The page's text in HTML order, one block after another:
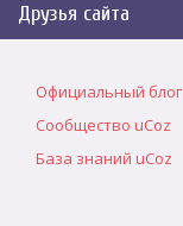
Друзья сайта
Официальный блог
Сообщество uCoz
База знаний uCoz